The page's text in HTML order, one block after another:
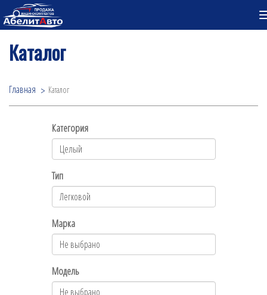
Каталог
Главная Каталог
Категория
Тип
Марка
Модель